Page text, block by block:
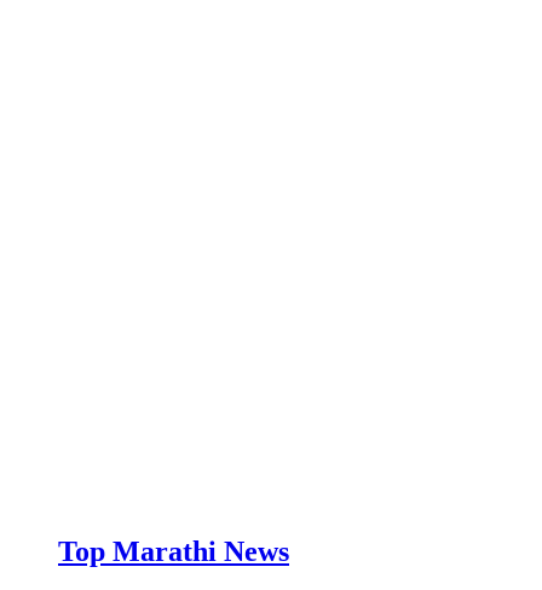
Top Marathi News